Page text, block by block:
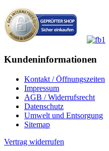
Kundeninformationen
Kontakt / Öffnungszeiten
Impressum
AGB / Widerrufsrecht
Datenschutz
Umwelt und Entsorgung
Sitemap
Vertrag widerrufen